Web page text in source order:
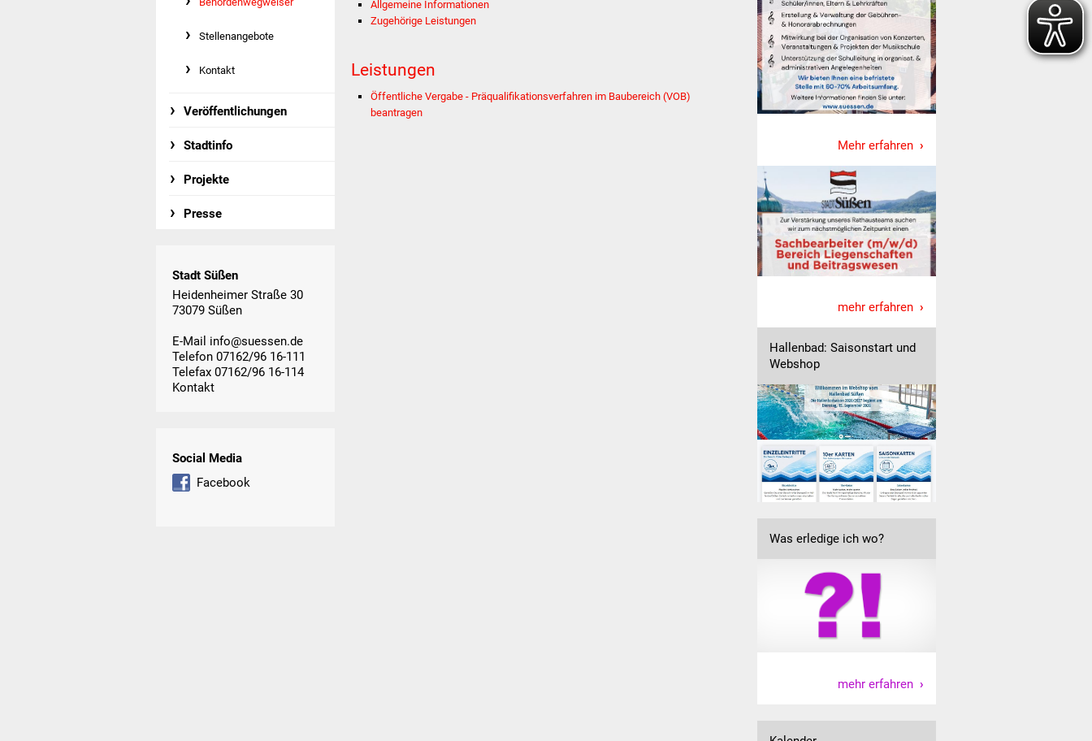
Stellenangebote
Kontakt
Veröffentlichungen
Stadtinfo
Projekte
Presse
Stadt Süßen
Heidenheimer Straße 30
73079 Süßen
E-Mail info@suessen.de
Telefon 07162/96 16-111
Telefax 07162/96 16-114
Kontakt
Social Media
Facebook
Allgemeine Informationen
Zugehörige Leistungen
Leistungen
Öffentliche Vergabe - Präqualifikationsverfahren im Baubereich (VOB)
beantragen
Mehr erfahren
mehr erfahren
Hallenbad: Saisonstart und
Webshop
Was erledige ich wo?
mehr erfahren